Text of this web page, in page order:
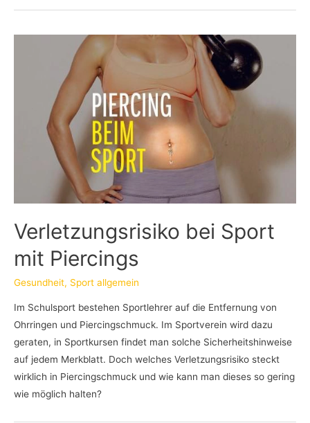
Märchen
Verletzungsrisiko bei Sport
mit Piercings
Gesundheit, Sport allgemein
Im Schulsport bestehen Sportlehrer auf die Entfernung von
Ohrringen und Piercingschmuck. Im Sportverein wird dazu
geraten, in Sportkursen findet man solche Sicherheitshinweise
auf jedem Merkblatt. Doch welches Verletzungsrisiko steckt
wirklich in Piercingschmuck und wie kann man dieses so gering
wie möglich halten?